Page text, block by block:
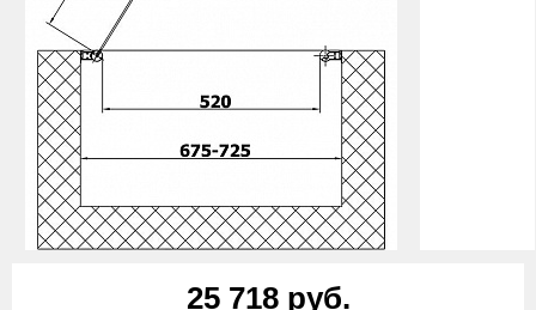
25 718 руб.